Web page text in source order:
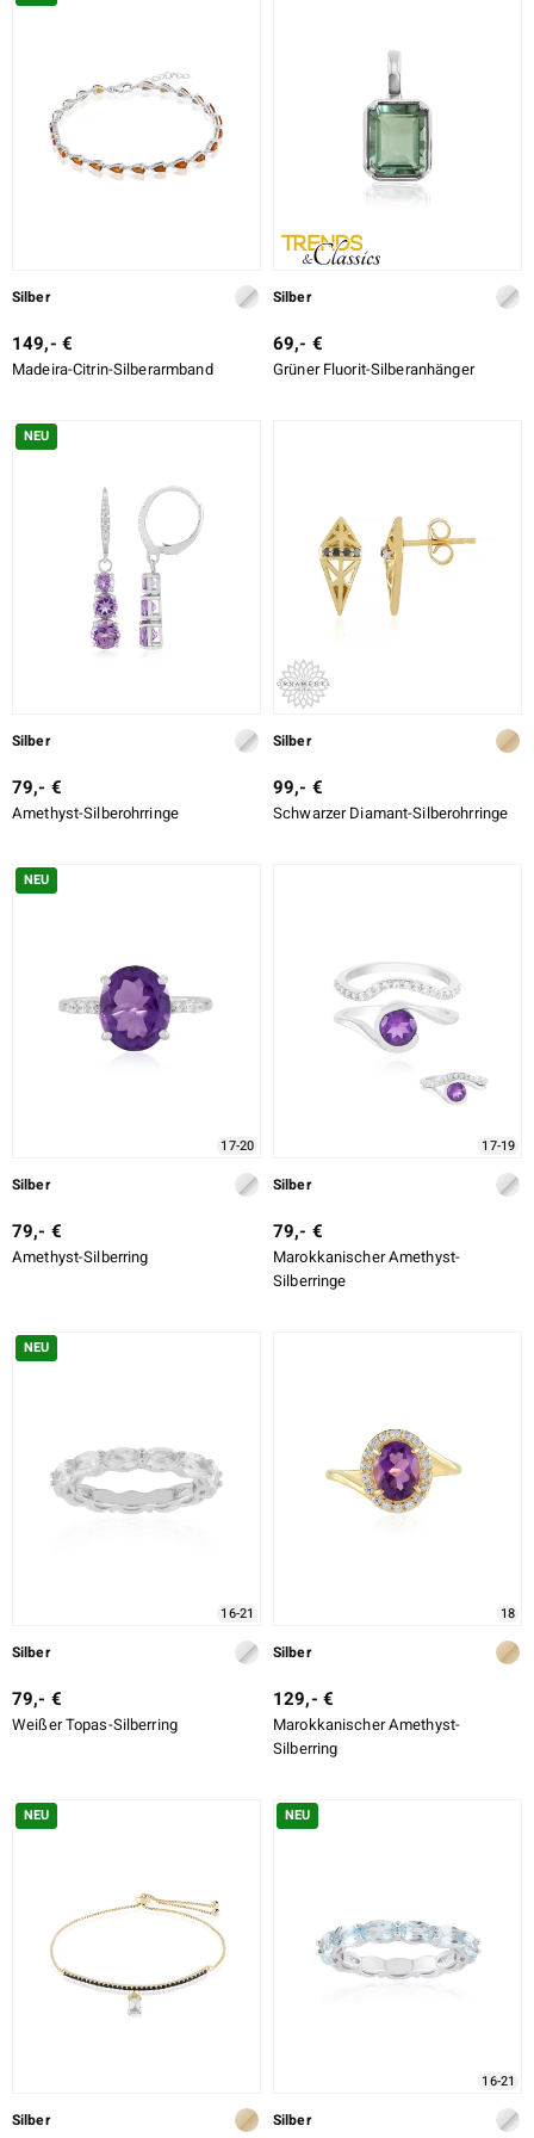
SCHLIFF
SCHLIFF DETAILLIERT
Silber
149,- €
Madeira-Citrin-Silberarmband
Silber
69,- €
Grüner Fluorit-Silberanhänger
NEU
Silber
79,- €
Amethyst-Silberohrringe
Silber
99,- €
Schwarzer Diamant-Silberohrringe
NEU
17-20
Silber
79,- €
Amethyst-Silberring
17-19
Silber
79,- €
Marokkanischer Amethyst-
Silberringe
NEU
16-21
Silber
79,- €
Weißer Topas-Silberring
18
Silber
129,- €
Marokkanischer Amethyst-
Silberring
NEU
Silber
NEU
16-21
Silber